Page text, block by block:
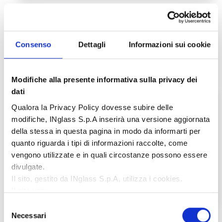
Consenso Dettagli Informazioni sui cookie
Modifiche alla presente informativa sulla privacy dei
dati
Qualora la Privacy Policy dovesse subire delle
modifiche, INglass S.p.A inserirà una versione aggiornata
della stessa in questa pagina in modo da informarti per
quanto riguarda i tipi di informazioni raccolte, come
vengono utilizzate e in quali circostanze possono essere
divulgate.
Il sito, gestito da INglass S.p.A, utilizza i cookies.
Il sito usa:
sito web abilitandone funzionalità di base quali la
delNecessari
Cambio stampo rapido